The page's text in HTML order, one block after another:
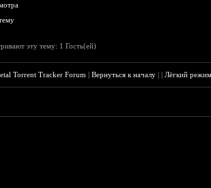
эту тему: 1 Гость(ей)
Torrent Tracker Forum |Вернуться к началу ||Лёгкий